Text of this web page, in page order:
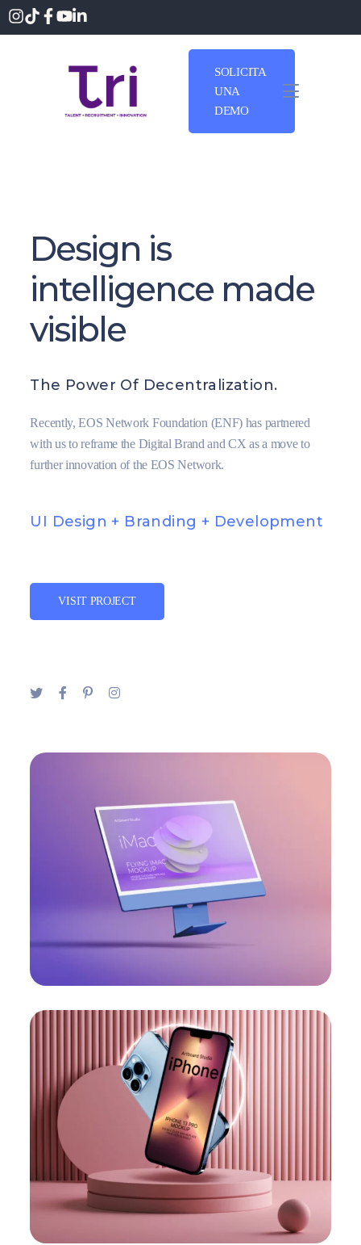
SOLICITA
UNA
DEMO
Design is
intelligence made
visible
The Power Of Decentralization.
Recently, EOS Network Foundation (ENF) has partnered
with us to reframe the Digital Brand and CX as a move to
further innovation of the EOS Network.
UI Design + Branding + Development
VISIT PROJECT